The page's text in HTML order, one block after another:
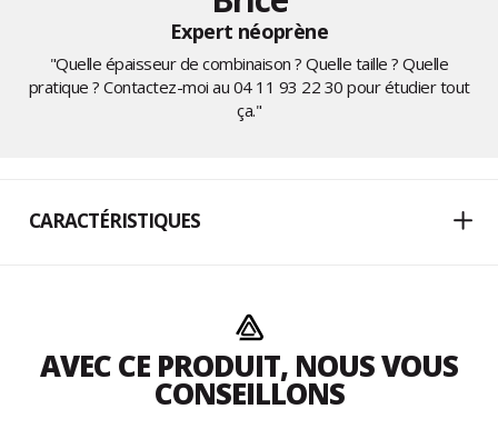
Expert néoprène
"Quelle épaisseur de combinaison ? Quelle taille ? Quelle
pratique ? Contactez-moi au 04 11 93 22 30 pour étudier tout
ça."
CARACTÉRISTIQUES
AVEC CE PRODUIT, NOUS VOUS
CONSEILLONS